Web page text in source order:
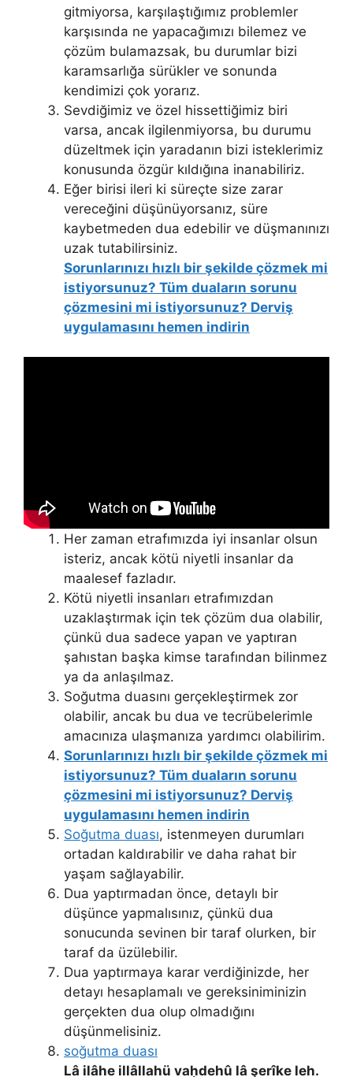
gitmiyorsa, karşılaştığımız problemler
karşısında ne yapacağımızı bilemez ve
çözüm bulamazsak, bu durumlar bizi
karamsarlığa sürükler ve sonunda
kendimizi çok yorarız.
Sevdiğimiz ve özel hissettiğimiz biri
varsa, ancak ilgilenmiyorsa, bu durumu
düzeltmek için yaradanın bizi isteklerimiz
konusunda özgür kıldığına inanabiliriz.
Eğer birisi ileri ki süreçte size zarar
vereceğini düşünüyorsanız, süre
kaybetmeden dua edebilir ve düşmanınızı
uzak tutabilirsiniz.
Sorunlarınızı hızlı bir şekilde çözmek mi
istiyorsunuz? Tüm duaların sorunu
çözmesini mi istiyorsunuz? Derviş
uygulamasını hemen indirin
Her zaman etrafımızda iyi insanlar olsun
isteriz, ancak kötü niyetli insanlar da
maalesef fazladır.
Kötü niyetli insanları etrafımızdan
uzaklaştırmak için tek çözüm dua olabilir,
çünkü dua sadece yapan ve yaptıran
şahıstan başka kimse tarafından bilinmez
ya da anlaşılmaz.
Soğutma duasını gerçekleştirmek zor
olabilir, ancak bu dua ve tecrübelerimle
amacınıza ulaşmanıza yardımcı olabilirim.
Sorunlarınızı hızlı bir şekilde çözmek mi
istiyorsunuz? Tüm duaların sorunu
çözmesini mi istiyorsunuz? Derviş
uygulamasını hemen indirin
Soğutma duası, istenmeyen durumları
ortadan kaldırabilir ve daha rahat bir
yaşam sağlayabilir.
Dua yaptırmadan önce, detaylı bir
düşünce yapmalısınız, çünkü dua
sonucunda sevinen bir taraf olurken, bir
taraf da üzülebilir.
Dua yaptırmaya karar verdiğinizde, her
detayı hesaplamalı ve gereksiniminizin
gerçekten dua olup olmadığını
düşünmelisiniz.
soğutma duası
Lâ ilâhe illâllahü vaḥdehû lâ şerîke leh.